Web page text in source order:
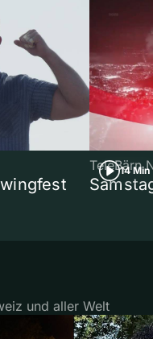
14 Min
TeleBärn
und aller Welt